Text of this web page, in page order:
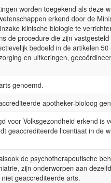
worden toegekend als deze
erkend door de
klinische biologie te
de procedure die zijn
bedoeld in de artikelen
en uitkeringen,
genoemd.
apotheker-bioloog
voor Volksgezondheid erkend is
geaccrediteerde licentiaat in de
de psychotherapeutische
zijn onderworpen aan
geaccrediteerde arts.